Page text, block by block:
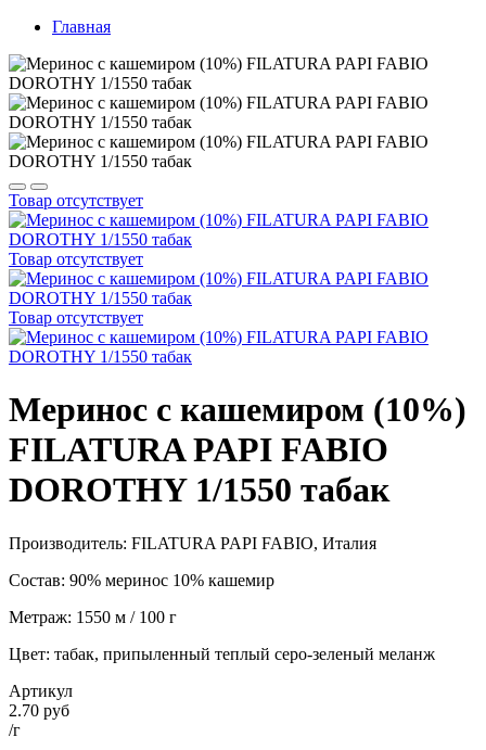
Главная
Товар отсутствует
Товар отсутствует
Товар отсутствует
Меринос с кашемиром (10%)
FILATURA PAPI FABIO
DOROTHY 1/1550 табак
Производитель: FILATURA PAPI FABIO, Италия
Состав: 90% меринос 10% кашемир
Метраж: 1550 м / 100 г
Цвет: табак, припыленный теплый серо-зеленый меланж
Артикул
2.70 руб
/г